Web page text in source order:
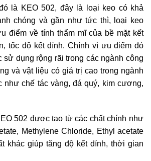
là KEO 502, đây là loại keo có khả
chóng và gần như tức thì, loại keo
điểm về tính thẩm mĩ của bề mặt kết
tốc độ kết dính. Chính vì ưu điểm đó
sử dụng rộng rãi trong các ngành công
và vật liệu có giá trị cao trong ngành
như chế tác vàng, đá quý, kim cương,
502 được tạo từ các chất chính như
Methylene Chloride, Ethyl acetate
khác giúp tăng độ kết dính, thời gian